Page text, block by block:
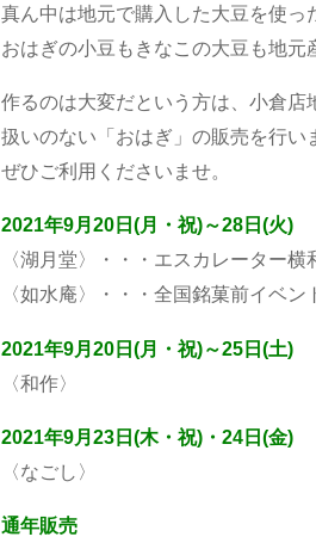
真ん中は地元で購入した大豆を使っ
おはぎの小豆もきなこの大豆も地元
作るのは大変だという方は、小倉店
扱いのない「おはぎ」の販売を行い
ぜひご利用くださいませ。
2021年9月20日(月・祝)～28日(火)
〈湖月堂〉・・・エスカレーター
〈如水庵〉・・・全国銘菓前イベン
2021年9月20日(月・祝)～25日(土)
〈和作〉
2021年9月23日(木・祝)・24日(金)
〈なごし〉
通年販売